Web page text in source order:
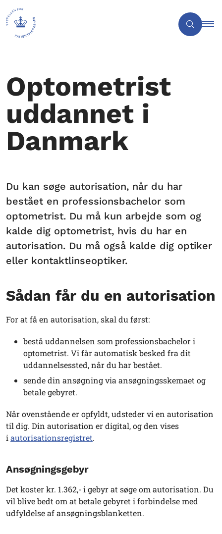
Optometrist
uddannet i
Danmark
Du kan søge autorisation, når du har
bestået en professionsbachelor som
optometrist. Du må kun arbejde som og
kalde dig optometrist, hvis du har en
autorisation. Du må også kalde dig optiker
eller kontaktlinseoptiker.
Sådan får du en autorisation
For at få en autorisation, skal du først:
bestå uddannelsen som professionsbachelor i
optometrist. Vi får automatisk besked fra dit
uddannelsessted, når du har bestået.
sende din ansøgning via ansøgningsskemaet og
betale gebyret.
Når ovenstående er opfyldt, udsteder vi en autorisation
til dig. Din autorisation er digital, og den vises
iautorisationsregistret.
Ansøgningsgebyr
Det koster kr. 1.362,- i gebyr at søge om autorisation. Du
vil blive bedt om at betale gebyret i forbindelse med
udfyldelse af ansøgningsblanketten.